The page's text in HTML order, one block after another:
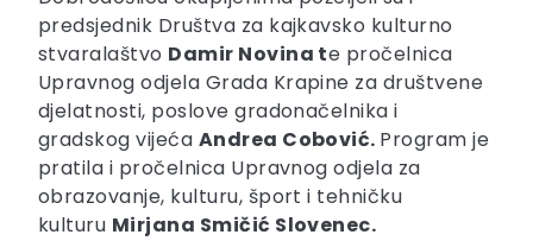
predsjednik Društva za kajkavsko kulturno
stvaralaštvo Damir Novina te pročelnica
Upravnog odjela Grada Krapine za društvene
djelatnosti, poslove gradonačelnika i
gradskog vijeća Andrea Cobović. Program je
pratila i pročelnica Upravnog odjela za
obrazovanje, kulturu, šport i tehničku
kulturu Mirjana Smičić Slovenec.